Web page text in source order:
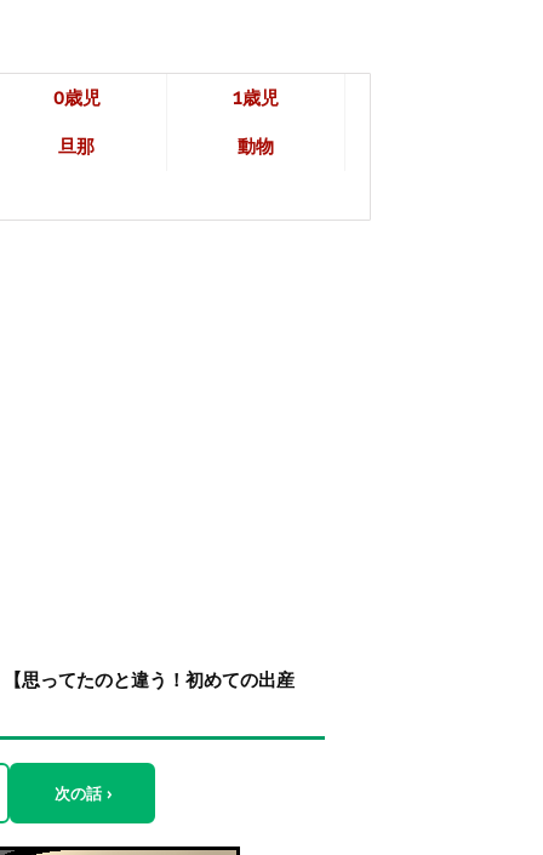
0歳児 1歳児
旦那 動物
思ってたのと違う！初めての出産
次の話 ›